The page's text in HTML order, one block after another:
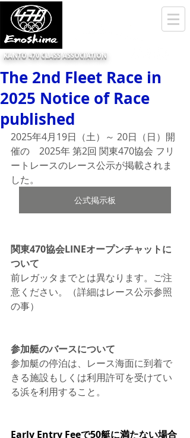
KANTO 470 CLASS ASSOCIATION
The 2nd Fleet Race in
2025 Notice of Race
published
2025年4月19日（土）～ 20日（日）開
催の　2025年 ​第2回 関東470協会 フリ
ートレースのレース公示が掲載されま
した。
公式掲示板
関東470協会LINEオープンチャットに
ついて
前レガッタまでとは異なります。ご注
意ください。（詳細はレース公示参照
の事）
参加艇のバースについて
参加艇の停泊は、レース海面に到着で
きる施設もしくは利用許可を受けてい
る浜を利用すること。
Early Entry Feeで50艇に満たない場合